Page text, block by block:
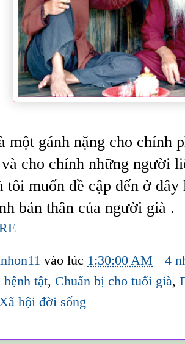
một gánh nặng cho chính
cho chính những người
tôi muốn đề cập đến ở
bản thân của người già .
vào lúc 1:30:00 AM
4
bệnh tật, Chuẩn bị cho tuổi già,
hội đời sống